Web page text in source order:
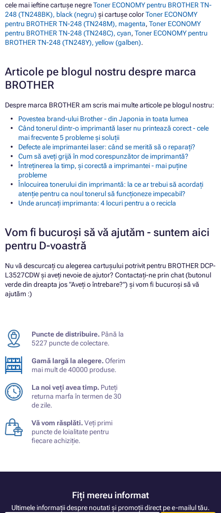
cele mai ieftine cartușe negreToner ECONOMY pentru BROTHER TN-
248 (TN248BK), black (negru) și cartușe colorToner ECONOMY
pentru BROTHER TN-248 (TN248M), magenta, Toner ECONOMY
pentru BROTHER TN-248 (TN248C), cyan, Toner ECONOMY pentru
BROTHER TN-248 (TN248Y), yellow (galben).
Articole pe blogul nostru despre marca
BROTHER
Despre marca BROTHER am scris mai multe articole pe blogul nostru:
Povestea brand-ului Brother - din Japonia in toata lumea
Când tonerul dintr-o imprimantă laser nu printează corect - cele
mai frecvente 5 probleme și soluții
Defecte ale imprimantei laser: când se merită să o reparați?
Cum să aveți grijă în mod corespunzător de imprimantă?
Întreținerea la timp, și corectă a imprimantei - mai puține
probleme
Înlocuirea tonerului din imprimantă: la ce ar trebui să acordați
atenție pentru ca noul tonerul să funcționeze impecabil?
Unde aruncați imprimanta: 4 locuri pentru a o recicla
Vom fi bucuroși să vă ajutăm - suntem aici
pentru D-voastră
Nu vă descurcați cu alegerea cartușului potrivit pentru BROTHER DCP-
L3527CDW și aveți nevoie de ajutor? Contactați-ne prin chat (butonul
verde din dreapta jos "Aveți o întrebare?") și vom fi bucuroși să vă
ajutăm :)
Puncte de distribuire. Până la
5227 puncte de colectare.
Gamă largă la alegere.Oferim
mai mult de 40000 produse.
La noi veți avea timp. Puteți
returna marfa în termen de 30
de zile.
Vă vom răsplăti.Veți primi
puncte de loialitate pentru
fiecare achiziție.
Fiți mereu informat
Ultimele informații despre noutati și promoții direct pe e-mailul tău.